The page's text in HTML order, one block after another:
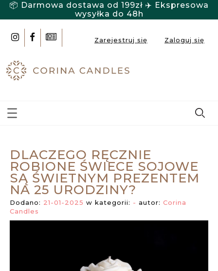
📦 Darmowa dostawa od 199zł ✈️ Ekspresowa
wysyłka do 48h
Zarejestruj się Zaloguj się
DLACZEGO RĘCZNIE
ROBIONE ŚWIECE SOJOWE
SĄ ŚWIETNYM PREZENTEM
NA 25 URODZINY?
Dodano: 21-01-2025 w kategorii: - autor: Corina
Candles